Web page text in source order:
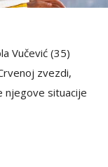
Vučević (35)
zvezdi,
njegove situacije